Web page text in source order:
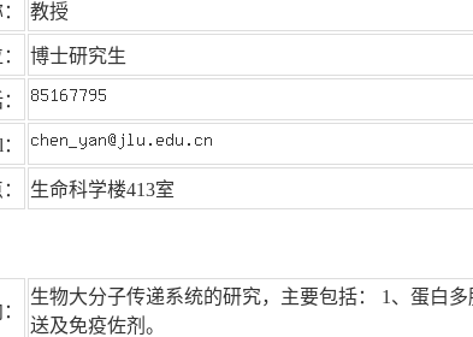
教授
博士研究生
生命科学楼413室
生物大分子传递系统的研究，主要包括： 1、蛋白
送及免疫佐剂。